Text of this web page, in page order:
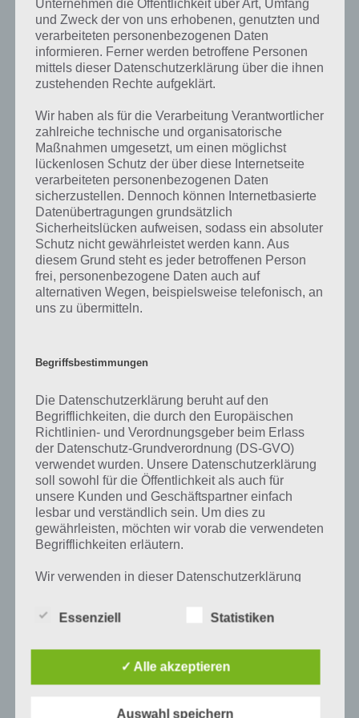
die Möglichkeit alle Antworten zu finden!
Die obige Lösung stimmt leider nicht mehr?
Wenn die Lösung, die wir dir oben Ein Nahrungsmittel, das man
aufbrechen muss, um es zu essen vorgestellt haben, nicht mehr
aktuell sein sollte oder ein Wort in der Lösung von 94 Prozent fehlt,
so teile uns die korrekten Lösungen einfach in den Kommentaren
mit. Nur so können wir stets die aktuellen Antworten auf die
zahlreichen Fragen und Sachverhalte in der App geben. Da die
Entwickler die Lösungen immer mal wieder verändern.
Darum geht es bei 94%
Was ist 94%? In der App 94% musst du auf Basis eines Bildes oder
einer Aussage die Antworten herausfinden, die von anderen Spielern
Prozent, wovon die App ihren Namen hat. Entsprechend ist 94
wurde die App mittlerweile heruntergeladen und gehört mit zu den
erfolgreichsten Spiele Apps in diesem Genre im Google Play Store
und iTunes App Store.
Auf WhatsApp teilen Teilen auf Facebook
Tweet auf Twitter
Mehr Artikel hier auf Touchportal
Unternehmen die Öffentlichkeit über Art, Umfang
und Zweck der von uns erhobenen, genutzten und
verarbeiteten personenbezogenen Daten
informieren. Ferner werden betroffene Personen
mittels dieser Datenschutzerklärung über die ihnen
zustehenden Rechte aufgeklärt.
Wir haben als für die Verarbeitung Verantwortlicher
zahlreiche technische und organisatorische
Maßnahmen umgesetzt, um einen möglichst
lückenlosen Schutz der über diese Internetseite
verarbeiteten personenbezogenen Daten
sicherzustellen. Dennoch können Internetbasierte
Datenübertragungen grundsätzlich
Sicherheitslücken aufweisen, sodass ein absoluter
Schutz nicht gewährleistet werden kann. Aus
diesem Grund steht es jeder betroffenen Person
frei, personenbezogene Daten auch auf
alternativen Wegen, beispielsweise telefonisch, an
uns zu übermitteln.
Begriffsbestimmungen
Die Datenschutzerklärung beruht auf den
Begrifflichkeiten, die durch den Europäischen
Richtlinien- und Verordnungsgeber beim Erlass
der Datenschutz-Grundverordnung (DS-GVO)
verwendet wurden. Unsere Datenschutzerklärung
soll sowohl für die Öffentlichkeit als auch für
unsere Kunden und Geschäftspartner einfach
lesbar und verständlich sein. Um dies zu
gewährleisten, möchten wir vorab die verwendeten
Begrifflichkeiten erläutern.
Wir verwenden in dieser Datenschutzerklärung
a) personenbezogene Daten
Personenbezogene Daten sind alle
Essenziell Statistiken
✓ Alle akzeptieren
Auswahl speichern